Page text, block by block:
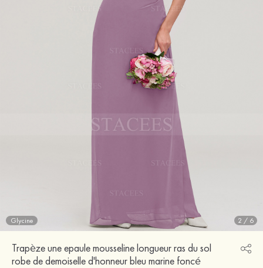
Glycine 2 / 6
Trapèze une epaule mousseline longueur ras du sol
robe de demoiselle d'honneur bleu marine foncé